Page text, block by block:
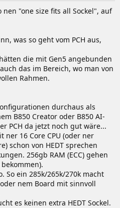
"one size fits all Sockel", auf
was so geht vom PCH aus,
die mit Gen5 angebunden
das im Bereich, wo man von
Rahmen.
durchaus als
B850 Creator oder B850 AI-
PCH da jetzt noch gut wäre...
16 Core CPU (oder ner
schon von HEDT sprechen
256gb RAM (ECC) gehen
So ein 285k/265k/270k macht
nem Board mit sinnvoll
es keinen extra HEDT Sockel.